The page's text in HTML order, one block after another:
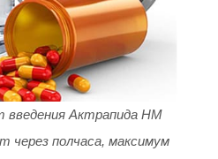
Актрапида НМ
через полчаса, максимум